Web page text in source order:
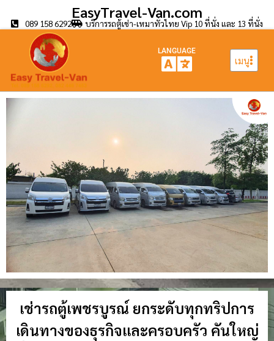
EasyTravel-Van.com
089 158 6292 บริการรถตู้เช่า-เหมาทั่วไทย Vip 10 ที่นั่ง และ 13 ที่นั่ง
เมนู
LANGUAGE
เช่ารถตู้เพชรบูรณ์ ยกระดับทุกทริปการ
เดินทางของธุรกิจและครอบครัว คันใหญ่